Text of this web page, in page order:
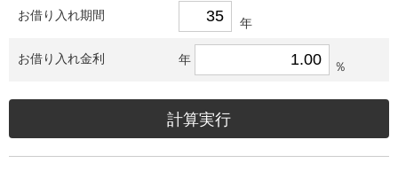
お借り入れ期間
年
お借り入れ金利 年
％